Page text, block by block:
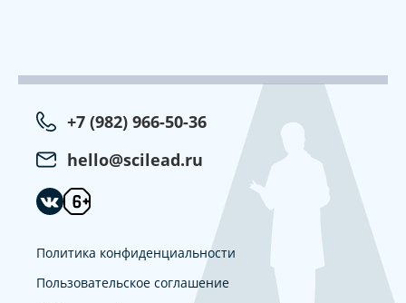
+7 (982) 966-50-36
hello@scilead.ru
Политика конфиденциальности
Пользовательское соглашение